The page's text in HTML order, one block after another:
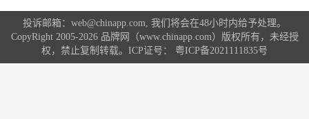
投诉邮箱：web@chinapp.com, 我们将会在48小时内给予处理。
CopyRight 2005-2026 品牌网（www.chinapp.com）版权所有，未经授
权，禁止复制转载。ICP证号： 粤ICP备2021111835号